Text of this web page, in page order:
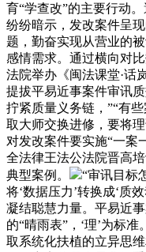
育“学查改”的主要行动
纷纷暗示，发改案件呈
题，勤奋实现从营业的
感情需求。通过横向对
法院举办《闽法课堂·
提拔平易近事案件审讯
拧紧质量义务链，”“有
取大师交换进修，要将
对发改案件要实施“一案
全法律王法公法院晋高
典型案例。
“审讯目标
将‘数据压力’转换成‘质
凝结聪慧力量。平易近
的“晴雨表”，‘理’为标
取系统化扶植的立异思